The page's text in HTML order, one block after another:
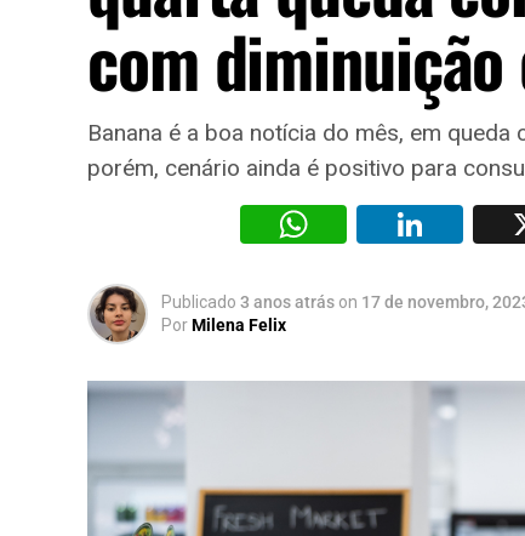
com
Banana é a boa notícia do mês, em
porém, cenário ainda é positivo para
Publicado 3 anos atrás on 17 de novembro,
PorMilena Felix